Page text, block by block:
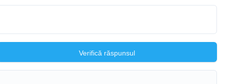
Verifică răspunsul